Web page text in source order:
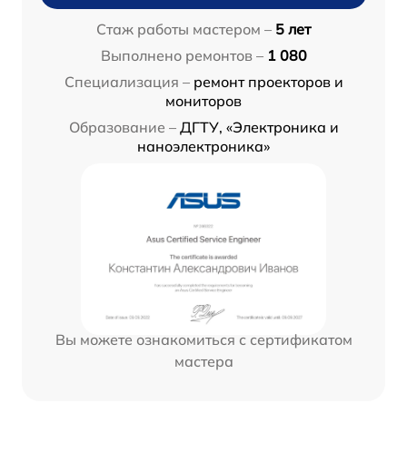
Стаж работы мастером – 5 лет
Выполнено ремонтов – 1 080
Специализация – ремонт проекторов и
мониторов
Образование – ДГТУ, «Электроника и
наноэлектроника»
Вы можете ознакомиться с сертификатом
мастера